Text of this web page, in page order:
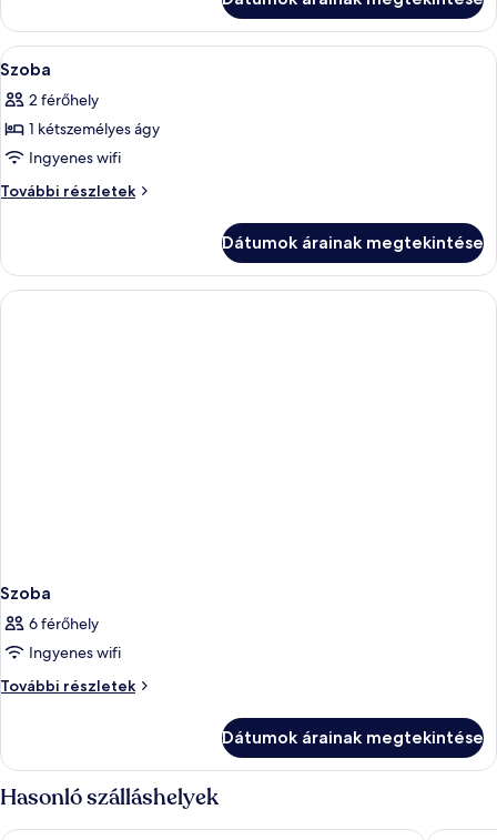
A
következő
szoba
összes
képének
megtekintése:
Egy szállodai szoba, amelyben
8
Szoba
2 férőhely
1 kétszemélyes ágy
Ingyenes wifi
További részletek
Szoba
Dátumok árainak megtekintése
Szoba
6 férőhely
Ingyenes wifi
További részletek
Szoba
Dátumok árainak megtekintése
Hasonló szálláshelyek